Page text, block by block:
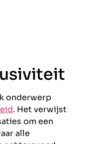
onderwerp
. Het verwijst
om een
alle